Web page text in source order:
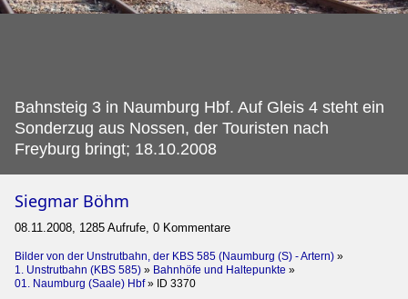
Bahnsteig 3 in Naumburg Hbf. Auf Gleis 4 steht ein
Sonderzug aus Nossen, der Touristen nach
Freyburg bringt; 18.10.2008
Siegmar Böhm
08.11.2008, 1285 Aufrufe, 0 Kommentare
Bilder von der Unstrutbahn, der KBS 585 (Naumburg (S) - Artern) »
1. Unstrutbahn (KBS 585) » Bahnhöfe und Haltepunkte »
01. Naumburg (Saale) Hbf» ID 3370